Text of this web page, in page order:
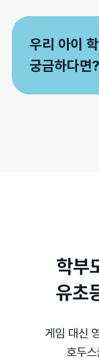
우리 아이
궁금하다면?
학부
유초
게임 대신
호두